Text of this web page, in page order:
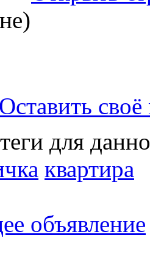
Оставить
для
квартира
объявление